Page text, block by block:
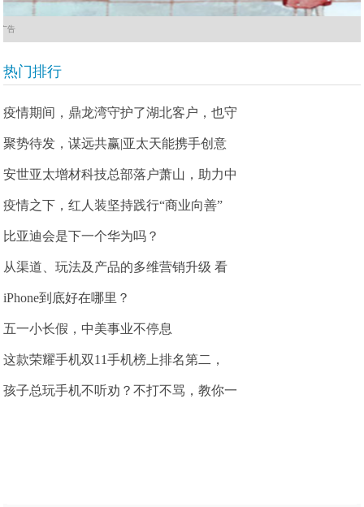
广告
热门排行
疫情期间，鼎龙湾守护了湖北客户，也守
聚势待发，谋远共赢|亚太天能携手创意
安世亚太增材科技总部落户萧山，助力中
疫情之下，红人装坚持践行“商业向善”
比亚迪会是下一个华为吗？
从渠道、玩法及产品的多维营销升级 看
iPhone到底好在哪里？
五一小长假，中美事业不停息
这款荣耀手机双11手机榜上排名第二，
孩子总玩手机不听劝？不打不骂，教你一